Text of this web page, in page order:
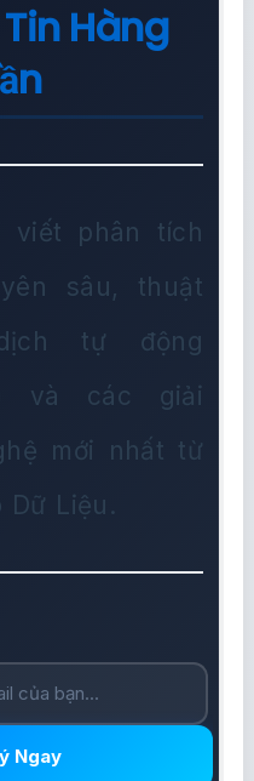
Hàng
viết phân tích
sâu, thuật
tự động
và các giải
mới nhất từ
Dữ Liệu.
Ngay